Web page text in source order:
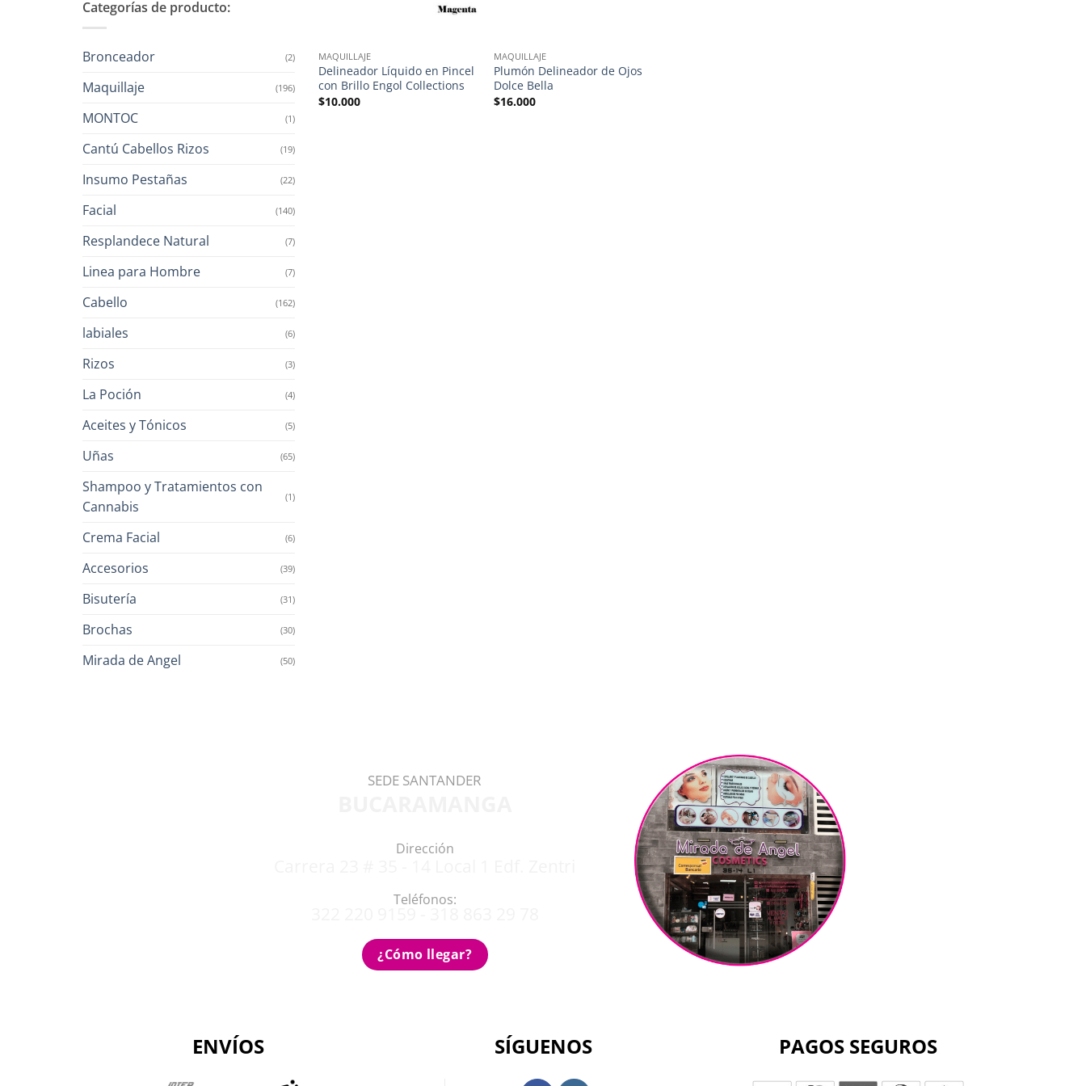
Categorías de producto:
Bronceador (2)
Maquillaje (196)
MONTOC (1)
Cantú Cabellos Rizos (19)
Insumo Pestañas (22)
Facial (140)
Resplandece Natural (7)
Linea para Hombre (7)
Cabello (162)
labiales (6)
Rizos (3)
La Poción (4)
Aceites y Tónicos (5)
Uñas (65)
Shampoo y Tratamientos con
Cannabis
(1)
Crema Facial (6)
Accesorios (39)
Bisutería (31)
Brochas (30)
Mirada de Angel (50)
MAQUILLAJE
Delineador Líquido en Pincel
con Brillo Engol Collections
$10.000
MAQUILLAJE
Plumón Delineador de Ojos
Dolce Bella
$16.000
SEDE SANTANDER
Dirección
Teléfonos:
¿Cómo llegar?
ENVÍOS SÍGUENOS PAGOS SEGUROS